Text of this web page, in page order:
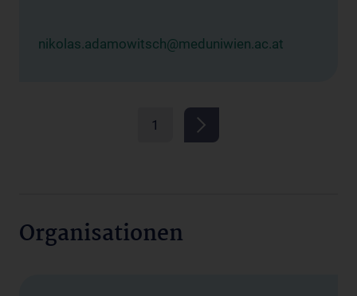
nikolas.adamowitsch@meduniwien.ac.at
1
Organisationen